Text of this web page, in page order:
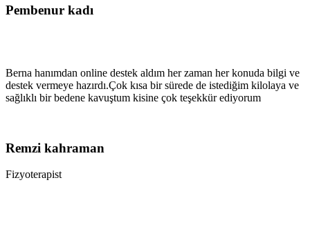
Pembenur kadı
Berna hanımdan online destek aldım her zaman her konuda bilgi ve
destek vermeye hazırdı.Çok kısa bir sürede de istediğim kilolaya ve
sağlıklı bir bedene kavuştum kisine çok teşekkür ediyorum
Remzi kahraman
Fizyoterapist